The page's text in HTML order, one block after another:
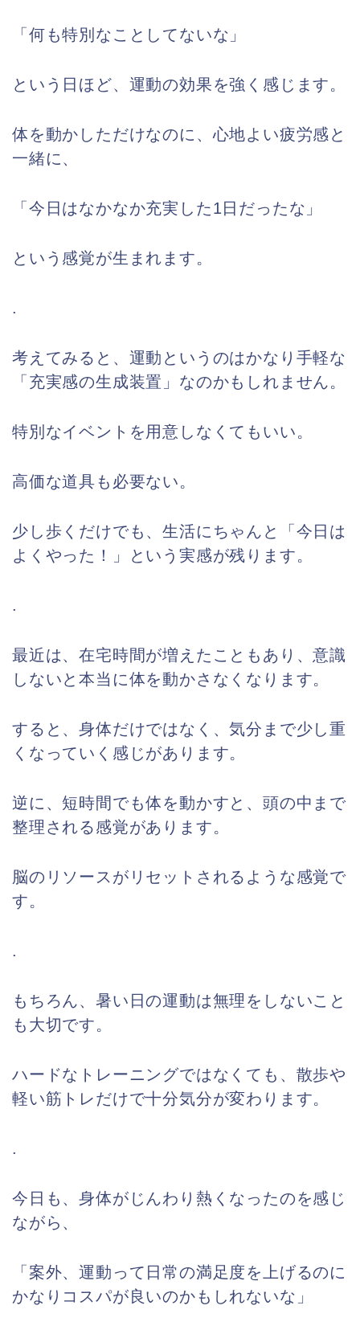
「何も特別なことしてないな」
という日ほど、運動の効果を強く感じます。
体を動かしただけなのに、心地よい疲労感と
一緒に、
「今日はなかなか充実した1日だったな」
という感覚が生まれます。
.
考えてみると、運動というのはかなり手軽な
「充実感の生成装置」なのかもしれません。
特別なイベントを用意しなくてもいい。
高価な道具も必要ない。
少し歩くだけでも、生活にちゃんと「今日は
よくやった！」という実感が残ります。
.
最近は、在宅時間が増えたこともあり、意識
しないと本当に体を動かさなくなります。
すると、身体だけではなく、気分まで少し重
くなっていく感じがあります。
逆に、短時間でも体を動かすと、頭の中まで
整理される感覚があります。
脳のリソースがリセットされるような感覚で
す。
.
もちろん、暑い日の運動は無理をしないこと
も大切です。
ハードなトレーニングではなくても、散歩や
軽い筋トレだけで十分気分が変わります。
.
今日も、身体がじんわり熱くなったのを感じ
ながら、
「案外、運動って日常の満足度を上げるのに
かなりコスパが良いのかもしれないな」